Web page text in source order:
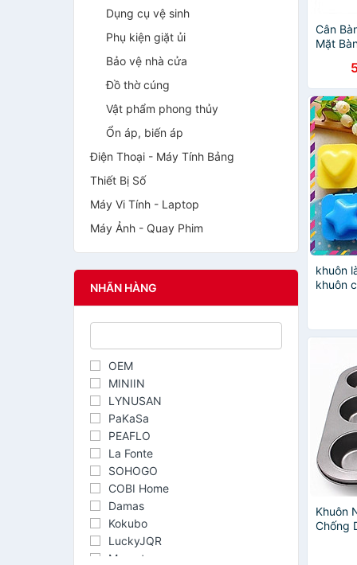
Dụng cụ vệ sinh
Phụ kiện giặt ủi
Bảo vệ nhà cửa
Đồ thờ cúng
Vật phẩm phong thủy
Ổn áp, biến áp
Điện Thoại - Máy Tính Bảng
Thiết Bị Số
Máy Vi Tính - Laptop
Máy Ảnh - Quay Phim
NHÃN HÀNG
OEM
MINIIN
LYNUSAN
PaKaSa
PEAFLO
La Fonte
SOHOGO
COBI Home
Damas
Kokubo
LuckyJQR
Marcato
Cân
Mặt
khuôn
khuôn
Khuôn
Chống